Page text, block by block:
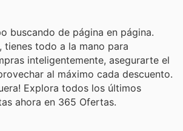
buscando de página en página.
tienes todo a la mano para
inteligentemente, asegurarte el
al máximo cada descuento.
Explora todos los últimos
ahora en 365 Ofertas.